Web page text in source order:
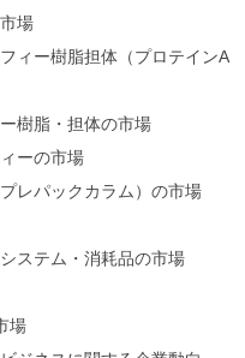
場
ー樹脂担体（プロテインA
樹脂・担体の市場
ーの市場
パックカラム）の市場
ステム・消耗品の市場
場